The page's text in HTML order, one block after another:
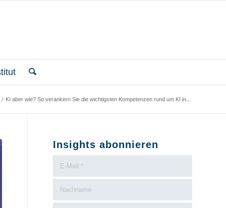
/ KI aber wie? So verankern Sie die wichtigsten Kompetenzen rund um KI in...
Insights abonnieren